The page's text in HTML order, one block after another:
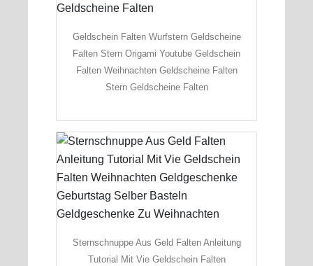
Geldschein Falten Wurfstern Geldscheine
Falten Stern Origami Youtube Geldschein
Falten Weihnachten Geldscheine Falten
Stern Geldscheine Falten
Sternschnuppe Aus Geld Falten Anleitung
Tutorial Mit Vie Geldschein Falten